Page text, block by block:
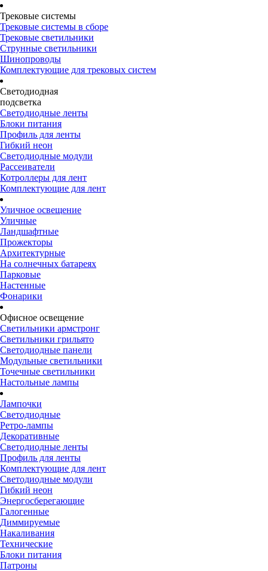
Трековые системы
Трековые системы в сборе
Трековые светильники
Струнные светильники
Шинопроводы
Комплектующие для трековых систем
Светодиодная
подсветка
Светодиодные ленты
Блоки питания
Профиль для ленты
Гибкий неон
Светодиодные модули
Рассеиватели
Котроллеры для лент
Комплектующие для лент
Уличное освещение
Уличные
Ландшафтные
Прожекторы
Архитектурные
На солнечных батареях
Парковые
Настенные
Фонарики
Офисное освещение
Светильники армстронг
Светильники грильято
Светодиодные панели
Модульные светильники
Точечные светильники
Настольные лампы
Лампочки
Светодиодные
Ретро-лампы
Декоративные
Светодиодные ленты
Профиль для ленты
Комплектующие для лент
Светодиодные модули
Гибкий неон
Энергосберегающие
Галогенные
Диммируемые
Накаливания
Технические
Блоки питания
Патроны